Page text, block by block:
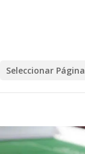
Seleccionar Página